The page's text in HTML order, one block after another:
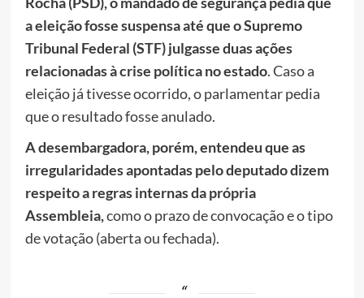
a eleição fosse suspensa até que o Supremo
Tribunal Federal (STF) julgasse duas ações
relacionadas à crise política no estado. Caso a
eleição já tivesse ocorrido, o parlamentar pedia
que o resultado fosse anulado.
A desembargadora, porém, entendeu que as
irregularidades apontadas pelo deputado dizem
respeito a regras internas da própria
Assembleia,como o prazo de convocação e o tipo
de votação (aberta ou fechada).